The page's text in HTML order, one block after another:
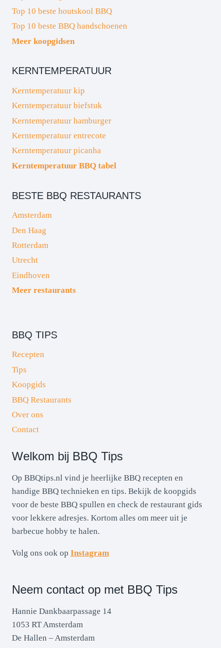
Top 10 beste houtskool BBQ
Top 10 beste BBQ handschoenen
Meer koopgidsen
KERNTEMPERATUUR
Kerntemperatuur kip
Kerntemperatuur biefstuk
Kerntemperatuur hamburger
Kerntemperatuur entrecote
Kerntemperatuur picanha
Kerntemperatuur BBQ tabel
BESTE BBQ RESTAURANTS
Amsterdam
Den Haag
Rotterdam
Utrecht
Eindhoven
Meer restaurants
BBQ TIPS
Recepten
Tips
Koopgids
BBQ Restaurants
Over ons
Contact
Welkom bij BBQ Tips
Op BBQtips.nl vind je heerlijke BBQ recepten en
handige BBQ technieken en tips. Bekijk de koopgids
voor de beste BBQ spullen en check de restaurant gids
voor lekkere adresjes. Kortom alles om meer uit je
barbecue hobby te halen.
Volg ons ook op Instagram
Neem contact op met BBQ Tips
Hannie Dankbaarpassage 14
1053 RT Amsterdam
De Hallen – Amsterdam